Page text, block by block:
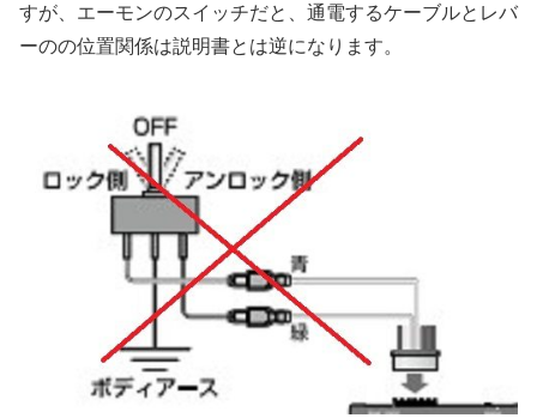
すが、エーモンのスイッチだと、通電するケーブルとレバ
ーのの位置関係は説明書とは逆になります。